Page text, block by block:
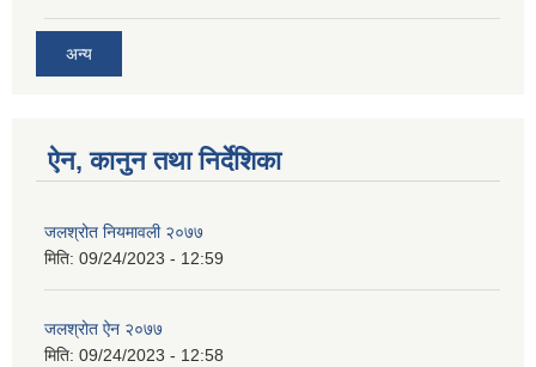
अन्य
ऐन, कानुन तथा निर्देशिका
जलश्रोत नियमावली २०७७
मिति: 09/24/2023 - 12:59
जलश्रोत ऐन २०७७
मिति: 09/24/2023 - 12:58